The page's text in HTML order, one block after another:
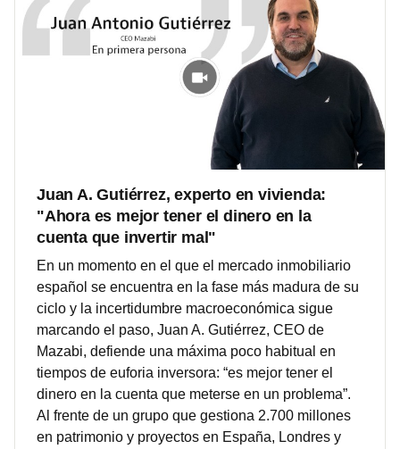
Juan A. Gutiérrez, experto en vivienda:
"Ahora es mejor tener el dinero en la
cuenta que invertir mal"
En un momento en el que el mercado inmobiliario
español se encuentra en la fase más madura de su
ciclo y la incertidumbre macroeconómica sigue
marcando el paso, Juan A. Gutiérrez, CEO de
Mazabi, defiende una máxima poco habitual en
tiempos de euforia inversora: “es mejor tener el
dinero en la cuenta que meterse en un problema”.
Al frente de un grupo que gestiona 2.700 millones
en patrimonio y proyectos en España, Londres y